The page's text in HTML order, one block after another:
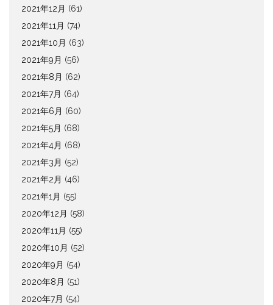
2021年12月 (61)
2021年11月 (74)
2021年10月 (63)
2021年9月 (56)
2021年8月 (62)
2021年7月 (64)
2021年6月 (60)
2021年5月 (68)
2021年4月 (68)
2021年3月 (52)
2021年2月 (46)
2021年1月 (55)
2020年12月 (58)
2020年11月 (55)
2020年10月 (52)
2020年9月 (54)
2020年8月 (51)
2020年7月 (54)